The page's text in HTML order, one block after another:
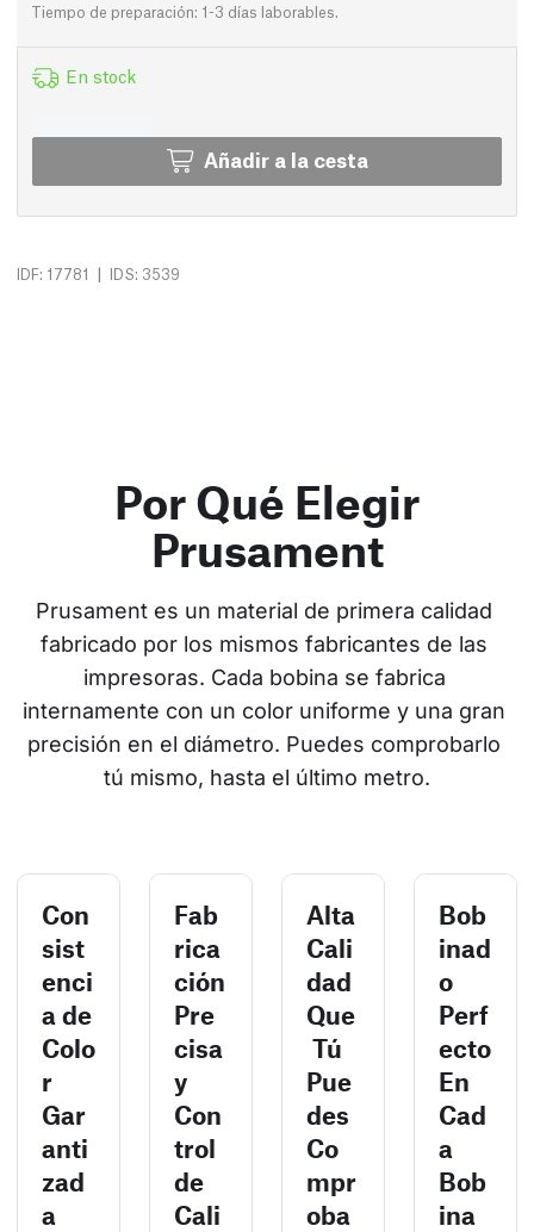
Tiempo de preparación: 1-3 días laborables.
En stock
Añadir a la cesta
IDF: 17781 | IDS: 3539
Por Qué Elegir
Prusament
Prusament es un material de primera calidad
fabricado por los mismos fabricantes de las
impresoras. Cada bobina se fabrica
internamente con un color uniforme y una gran
precisión en el diámetro. Puedes comprobarlo
tú mismo, hasta el último metro.
Con
sist
enci
a de
Colo
r
Gar
anti
zad
a
Fab
rica
ción
Pre
cisa
y
Con
trol
de
Cali
Alta
Cali
dad
Que
Tú
Pue
des
Co
mpr
oba
Bob
inad
o
Perf
ecto
En
Cad
a
Bob
ina